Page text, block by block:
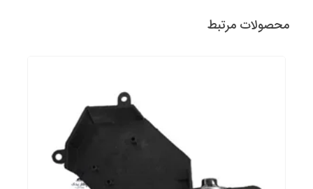
محصولات مرتبط